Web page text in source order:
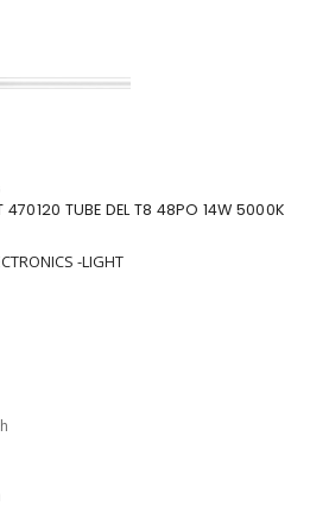
470120 TUBE DEL T8 48PO 14W 5000K
-LIGHT